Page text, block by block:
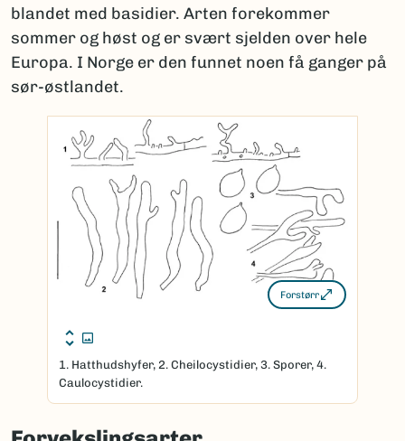
blandet med basidier. Arten forekommer
sommer og høst og er svært sjelden over hele
Europa. I Norge er den funnet noen få ganger på
sør-østlandet.
Forstørr
1. Hatthudshyfer, 2. Cheilocystidier, 3. Sporer, 4.
Caulocystidier.